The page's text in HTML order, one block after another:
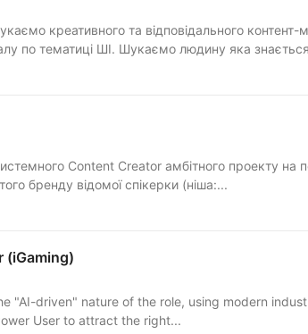
креативного та відповідального
по тематиці ШІ. Шукаємо людину яка
Content Creator амбітного проекту на
бренду відомої спікерки (ніша:...
(iGaming)
"AI-driven" nature of the role, using modern
User to attract the right...